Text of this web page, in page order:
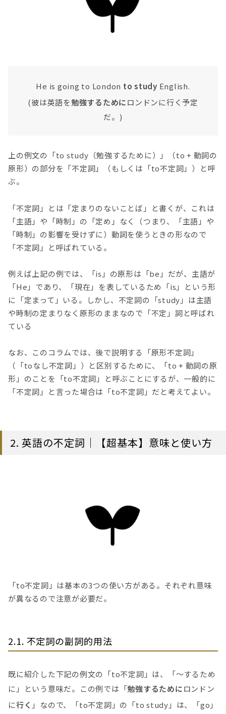
He is going to London to study English.
(彼は英語を勉強するためにロンドンに行く予定
だ。)
上の例文の「to study（勉強するために）」（to + 動詞の
原形）の部分を「不定詞」（もしくは「to不定詞」）と呼
ぶ。
「不定詞」とは「定まりのないことば」と書くが、これは
「主語」や「時制」の「定め」なく（つまり、「主語」や
「時制」の影響を受けずに）動詞を使うときの形なので
「不定詞」と呼ばれている。
例えば上記の例では、「is」の原形は「be」だが、主語が
「He」であり、「現在」を表しているため「is」という形
に「定まって」いる。しかし、不定詞の「study」は主語
や時制の定まりなく原形のままなので「不定」詞と呼ばれ
ている
なお、このコラムでは、後で説明する「原形不定詞」
（「toなし不定詞」）と区別するために、「to + 動詞の原
形」のことを「to不定詞」と呼ぶことにするが、一般的に
「不定詞」と言った場合は「to不定詞」だと考えてよい。
2. 英語の不定詞｜【超基本】意味と使い方
「to不定詞」は基本の3つの使い方がある。それぞれ意味
が異なるので注意が必要だ。
2.1. 不定詞の副詞的用法
既に紹介した下記の例文の「to不定詞」は、「〜するため
に」という意味だ。この例では「勉強するためにロンドン
に行く 」なので、「to不定詞」の「to study」は、「go」